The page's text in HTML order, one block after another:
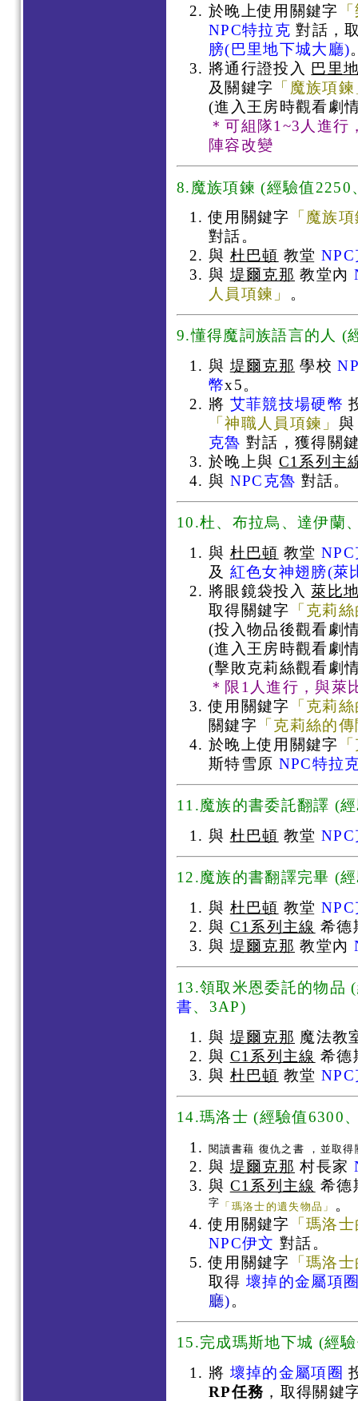
於晚上使用關鍵字
NPC特拉克 對話，
膀(巴里地下城大廳)
將通行證投入 巴里
及關鍵字 「魔族項
(進入王房時觀看劇
＊可組隊1~3人進
陣容改變
8.魔族項鍊 (經驗值2250
使用關鍵字 「魔族
對話。
與 杜巴頓 教堂
與 堤爾克那 教堂內
人員項鍊」
。
9.懂得魔詞族語言的人 (
與 堤爾克那 學校
幣x5。
將 艾菲競技場硬幣
「神職人員項鍊」
克魯 對話，獲得關
於晚上與 C1系列主
與 NPC克魯 對話。
10.杜、布拉烏、達伊蘭
與 杜巴頓 教堂
及 紅色女神翅膀(萊
將眼鏡袋投入萊比
取得關鍵字 「克莉
(投入物品後觀看劇
(進入王房時觀看劇
(擊敗克莉絲觀看劇
＊限1人進行，與萊
使用關鍵字 「克莉
關鍵字 「克莉絲的
於晚上使用關鍵字
斯特雪原 NPC特拉
11.魔族的書委託翻譯 (
與 杜巴頓 教堂
12.魔族的書翻譯完畢 (
與 杜巴頓 教堂
與 C1系列主線 希
與 堤爾克那 教堂內
13.領取米恩委託的物品
書、3AP)
與 堤爾克那 魔法教
與 C1系列主線 希
與 杜巴頓 教堂
14.瑪洛士 (經驗值6300
閱讀書藉 復仇之書 ，並取得
與 堤爾克那 村長家
與 C1系列主線 希
字 「瑪洛士的遺失物品」
。
使用關鍵字 「瑪洛
NPC伊文 對話。
使用關鍵字 「瑪洛
取得 壞掉的金屬項
廳)。
15.完成瑪斯地下城 (經
將 壞掉的金屬項圈
RP任務 ，取得關鍵